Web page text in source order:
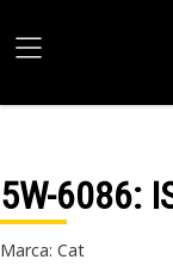
5W-6086:
Marca: Cat